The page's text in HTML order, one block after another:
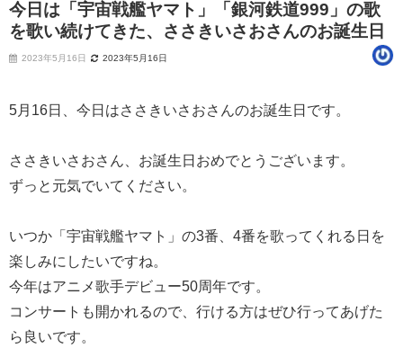
今日は「宇宙戦艦ヤマト」「銀河鉄道999」の歌
を歌い続けてきた、ささきいさおさんのお誕生日
2023年5月16日 2023年5月16日
5月16日、今日はささきいさおさんのお誕生日です。
ささきいさおさん、お誕生日おめでとうございます。
ずっと元気でいてください。
いつか「宇宙戦艦ヤマト」の3番、4番を歌ってくれる日を
楽しみにしたいですね。
今年はアニメ歌手デビュー50周年です。
コンサートも開かれるので、行ける方はぜひ行ってあげた
ら良いです。